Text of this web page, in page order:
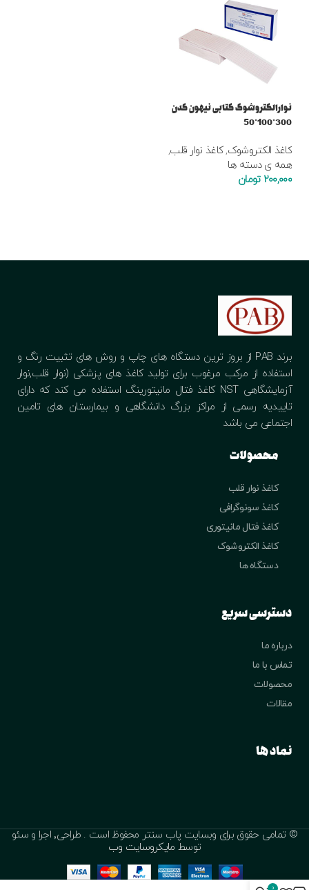
نوارالکتروشوک کتابی نیهون کدن
300*100*50
کاغذ الکتروشوک,کاغذ نوار قلب,
همه ی دسته ها
200,000 تومان
برند PAB از بروز ترین دستگاه های چاپ و روش های تثبیت رنگ و
استفاده از مرکب مرغوب برای تولید کاغذ های پزشکی (نوار قلب,نوار
آزمایشگاهی NST کاغذ فتال مانیتورینگ استفاده می کند که دارای
تاییدیه رسمی از مراکز بزرگ دانشگاهی و بیمارستان های تامین
اجتماعی می باشد
محصولات
کاغذ نوار قلب
کاغذ سونوگرافی
کاغذ فتال مانیتوری
کاغذ الکتروشوک
دستگاه ها
دسترسی سریع
درباره ما
تماس با ما
محصولات
مقالات
نماد ها
© تمامی حقوق برای وبسایت پاب سنتر محفوظ است . طراحی٬ اجرا و سئو
توسط مایکروسایت وب